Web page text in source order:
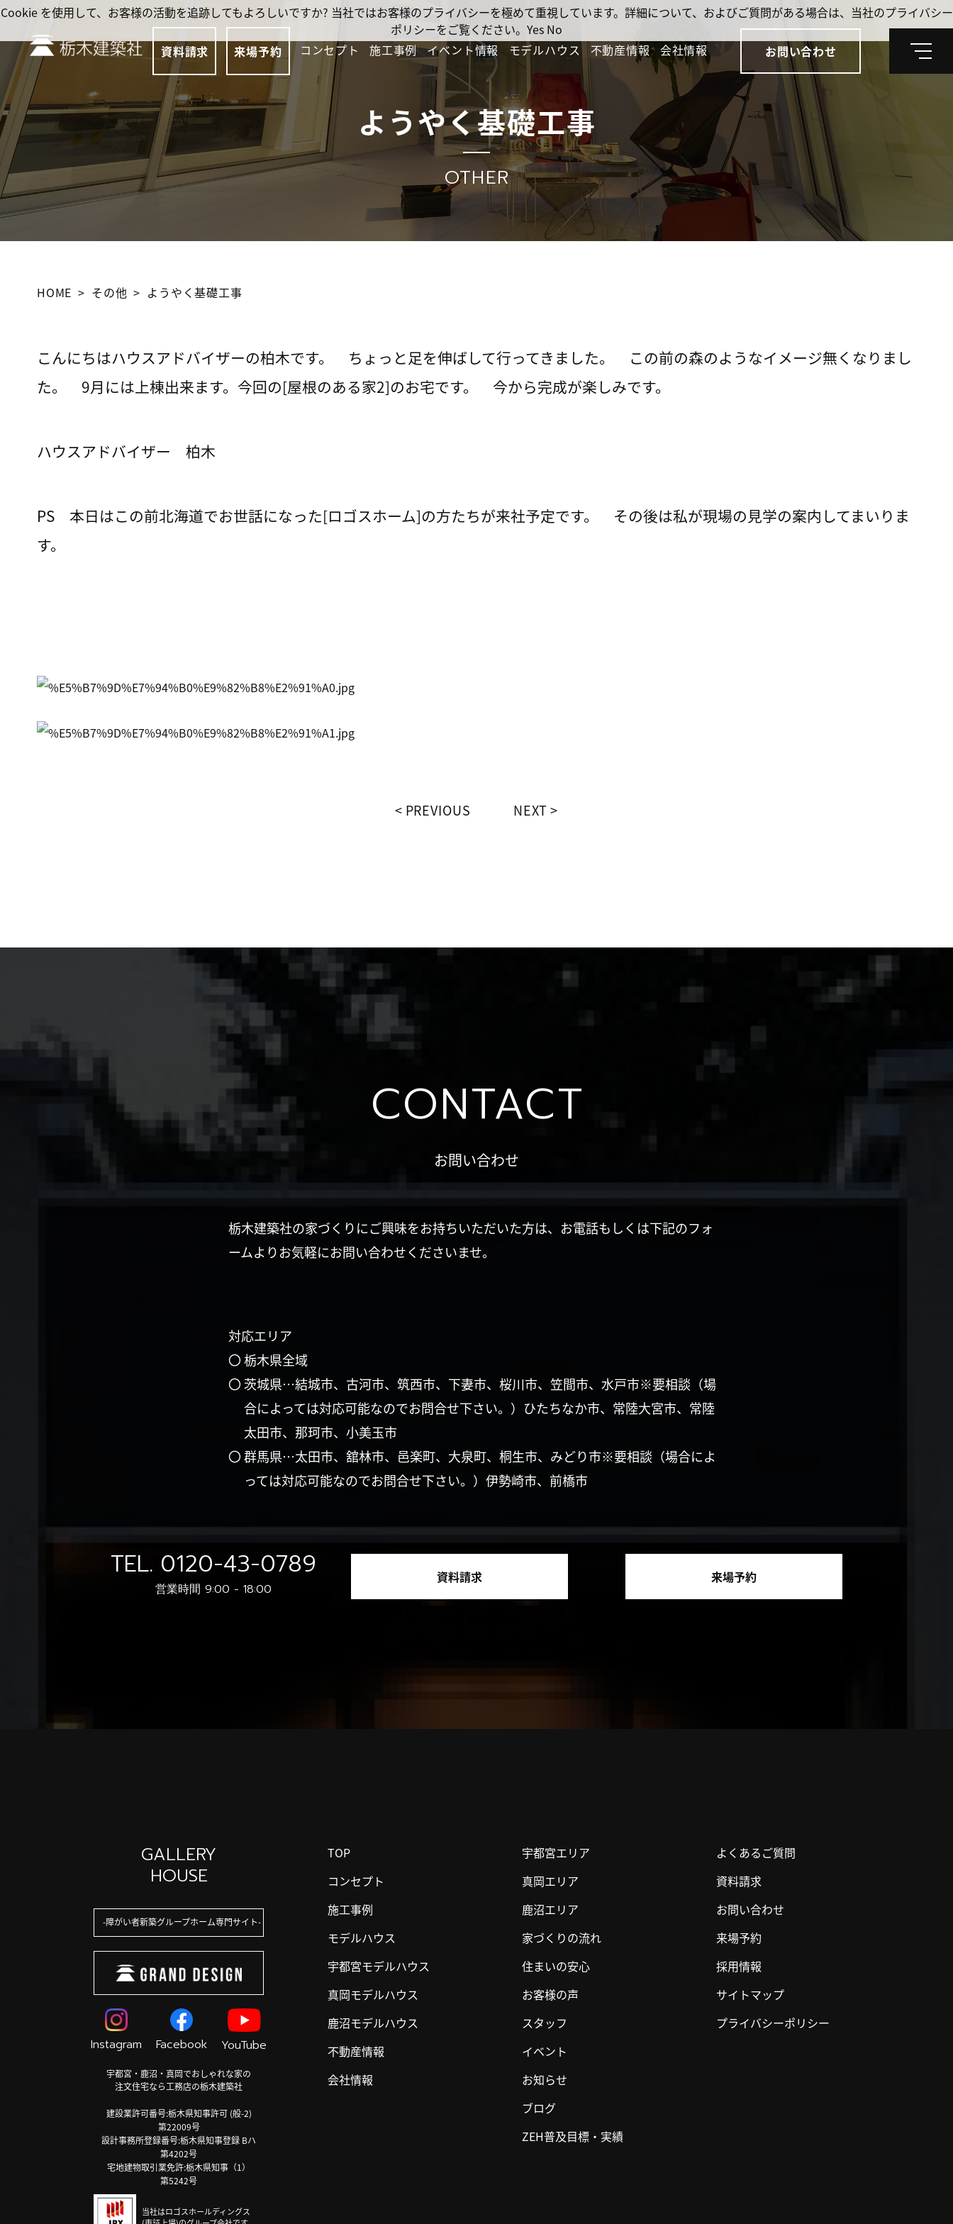
資料請求 来場予約 コンセプト 施工事例 イベント情報 モデルハウス 不動産情報 会社情報 お問い合わせ
メ
ようやく基礎工事
OTHER
HOME その他 ようやく基礎工事
こんにちはハウスアドバイザーの柏木です。 ちょっと足を伸ばして行ってきました。 この前の森のようなイメージ無くなりまし
た。 9月には上棟出来ます。今回の[屋根のある家2]のお宅です。 今から完成が楽しみです。
ハウスアドバイザー 柏木
PS 本日はこの前北海道でお世話になった[ロゴスホーム]の方たちが来社予定です。 その後は私が現場の見学の案内してまいりま
す。
PREVIOUS NEXT
CONTACT
お問い合わせ
栃木建築社の家づくりにご興味をお持ちいただいた方は、お電話もしくは下記のフォ
ームよりお気軽にお問い合わせくださいませ。
対応エリア
〇 栃木県全域
〇 茨城県…結城市、古河市、筑西市、下妻市、桜川市、笠間市、水戸市※要相談（場
合によっては対応可能なのでお問合せ下さい。）ひたちなか市、常陸大宮市、常陸
太田市、那珂市、小美玉市
〇 群馬県…太田市、舘林市、邑楽町、大泉町、桐生市、みどり市※要相談（場合によ
っては対応可能なのでお問合せ下さい。）伊勢崎市、前橋市
TEL. 0120-43-0789
営業時間 9:00 - 18:00
資料請求 来場予約
GALLERY
HOUSE
障がい者新築グループホーム専門サイト
Instagram Facebook YouTube
宇都宮・鹿沼・真岡でおしゃれな家の
注文住宅なら工務店の栃木建築社
建設業許可番号:栃木県知事許可 (般-2)
第22009号
設計事務所登録番号:栃木県知事登録 Bハ
第4202号
宅地建物取引業免許:栃木県知事（1）
第5242号
当社はロゴスホールディングス
TOP
コンセプト
施工事例
モデルハウス
宇都宮モデルハウス
真岡モデルハウス
鹿沼モデルハウス
不動産情報
会社情報
宇都宮エリア
真岡エリア
鹿沼エリア
家づくりの流れ
住まいの安心
お客様の声
スタッフ
イベント
お知らせ
ブログ
ZEH普及目標・実績
よくあるご質問
資料請求
お問い合わせ
来場予約
採用情報
サイトマップ
プライバシーポリシー
Cookie を使用して、お客様の活動を追跡してもよろしいですか? 当社ではお客様のプライバシーを極めて重視しています。詳細について、およびご質問がある場合は、当社のプライバシー
ポリシーをご覧ください。 Yes No